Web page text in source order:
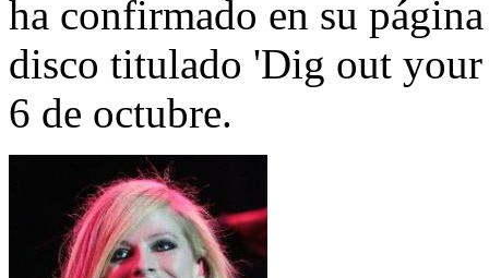
ha confirmado en su
disco titulado 'Dig out
6 de octubre.